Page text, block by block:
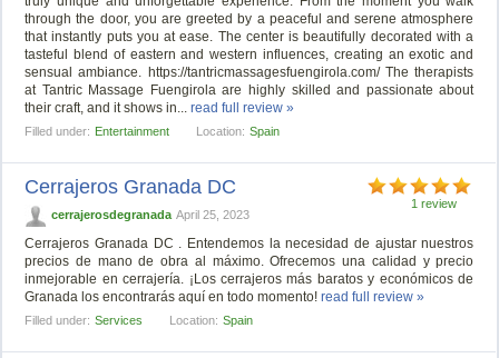
through the door, you are greeted by a peaceful and serene atmosphere
that instantly puts you at ease. The center is beautifully decorated with a
tasteful blend of eastern and western influences, creating an exotic and
sensual ambiance. https://tantricmassagesfuengirola.com/ The therapists
at Tantric Massage Fuengirola are highly skilled and passionate about
their craft, and it shows in...read full review »
Filled under: Entertainment Location: Spain
1 review
Cerrajeros Granada DC
cerrajerosdegranada April 25, 2023
Cerrajeros Granada DC . Entendemos la necesidad de ajustar nuestros
precios de mano de obra al máximo. Ofrecemos una calidad y precio
inmejorable en cerrajería. ¡Los cerrajeros más baratos y económicos de
Granada los encontrarás aquí en todo momento!read full review »
Filled under: Services Location: Spain